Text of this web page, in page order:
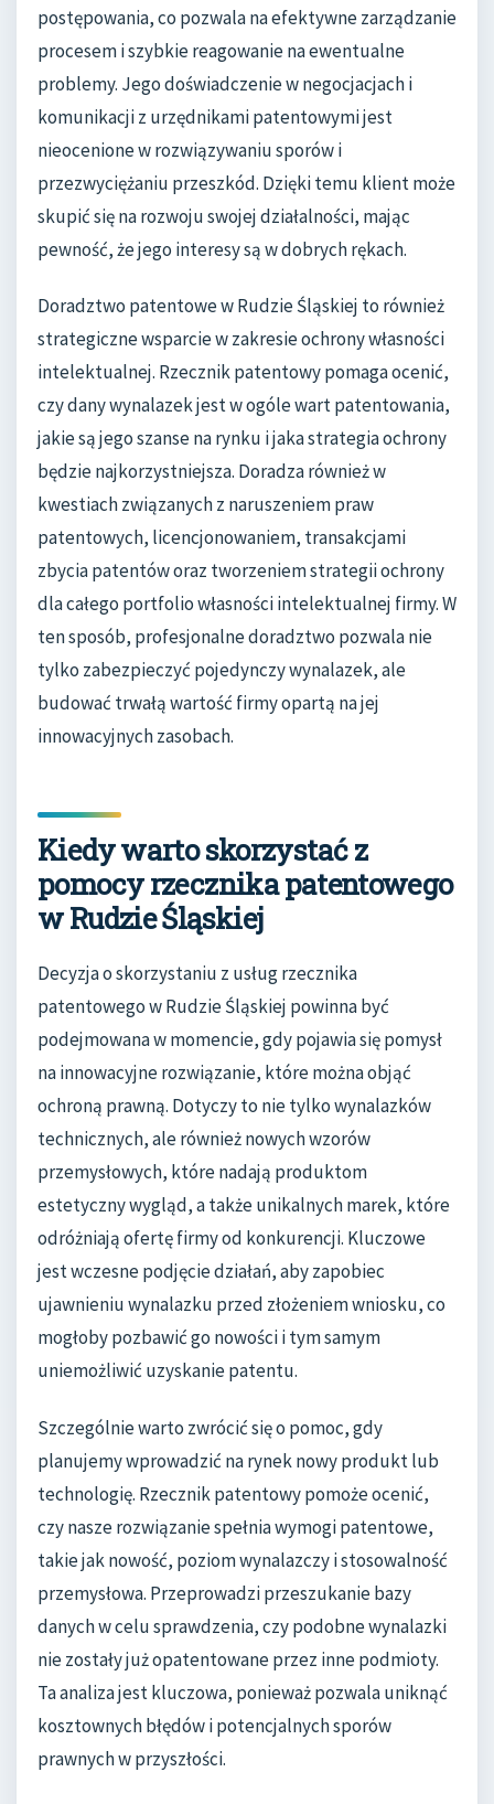
postępowania, co pozwala na efektywne zarządzanie
procesem i szybkie reagowanie na ewentualne
problemy. Jego doświadczenie w negocjacjach i
komunikacji z urzędnikami patentowymi jest
nieocenione w rozwiązywaniu sporów i
przezwyciężaniu przeszkód. Dzięki temu klient może
skupić się na rozwoju swojej działalności, mając
pewność, że jego interesy są w dobrych rękach.
Doradztwo patentowe w Rudzie Śląskiej to również
strategiczne wsparcie w zakresie ochrony własności
intelektualnej. Rzecznik patentowy pomaga ocenić,
czy dany wynalazek jest w ogóle wart patentowania,
jakie są jego szanse na rynku i jaka strategia ochrony
będzie najkorzystniejsza. Doradza również w
kwestiach związanych z naruszeniem praw
patentowych, licencjonowaniem, transakcjami
zbycia patentów oraz tworzeniem strategii ochrony
dla całego portfolio własności intelektualnej firmy. W
ten sposób, profesjonalne doradztwo pozwala nie
tylko zabezpieczyć pojedynczy wynalazek, ale
budować trwałą wartość firmy opartą na jej
innowacyjnych zasobach.
Kiedy warto skorzystać z
pomocy rzecznika patentowego
w Rudzie Śląskiej
Decyzja o skorzystaniu z usług rzecznika
patentowego w Rudzie Śląskiej powinna być
podejmowana w momencie, gdy pojawia się pomysł
na innowacyjne rozwiązanie, które można objąć
ochroną prawną. Dotyczy to nie tylko wynalazków
technicznych, ale również nowych wzorów
przemysłowych, które nadają produktom
estetyczny wygląd, a także unikalnych marek, które
odróżniają ofertę firmy od konkurencji. Kluczowe
jest wczesne podjęcie działań, aby zapobiec
ujawnieniu wynalazku przed złożeniem wniosku, co
mogłoby pozbawić go nowości i tym samym
uniemożliwić uzyskanie patentu.
Szczególnie warto zwrócić się o pomoc, gdy
planujemy wprowadzić na rynek nowy produkt lub
technologię. Rzecznik patentowy pomoże ocenić,
czy nasze rozwiązanie spełnia wymogi patentowe,
takie jak nowość, poziom wynalazczy i stosowalność
przemysłowa. Przeprowadzi przeszukanie bazy
danych w celu sprawdzenia, czy podobne wynalazki
nie zostały już opatentowane przez inne podmioty.
Ta analiza jest kluczowa, ponieważ pozwala uniknąć
kosztownych błędów i potencjalnych sporów
prawnych w przyszłości.